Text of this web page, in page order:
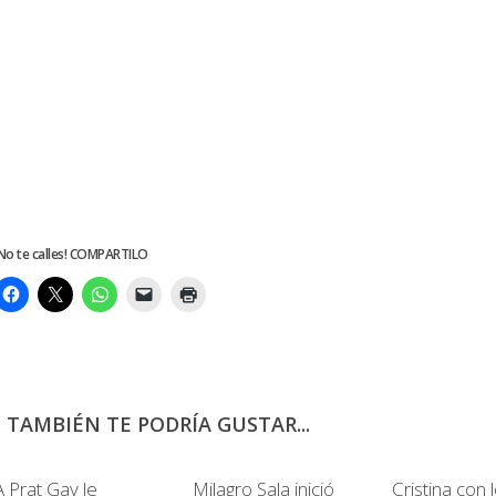
te calles! COMPARTILO
TAMBIÉN TE PODRÍA GUSTAR...
Prat Gay le Milagro Sala inició Cristina con